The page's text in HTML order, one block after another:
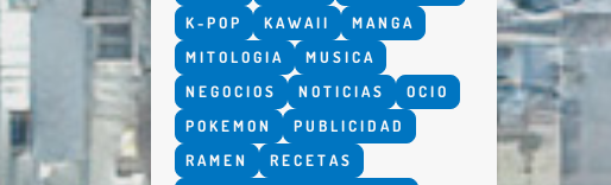
K-POP
KAWAII
MANGA
MITOLOGIA
MUSICA
NEGOCIOS
NOTICIAS
OCIO
POKEMON
PUBLICIDAD
RAMEN
RECETAS